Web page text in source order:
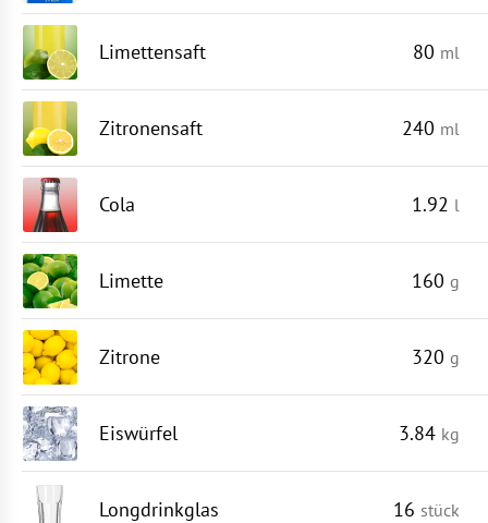
Limettensaft 80 ml
Zitronensaft 240 ml
Cola 1.92 l
Limette 160 g
Zitrone 320 g
Eiswürfel 3.84 kg
Longdrinkglas 16 stück